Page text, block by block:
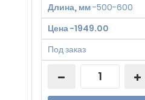
Длина, мм-500-600
Цена-1949.00
Под заказ